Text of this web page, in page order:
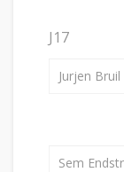
J17
Jurjen
Sem